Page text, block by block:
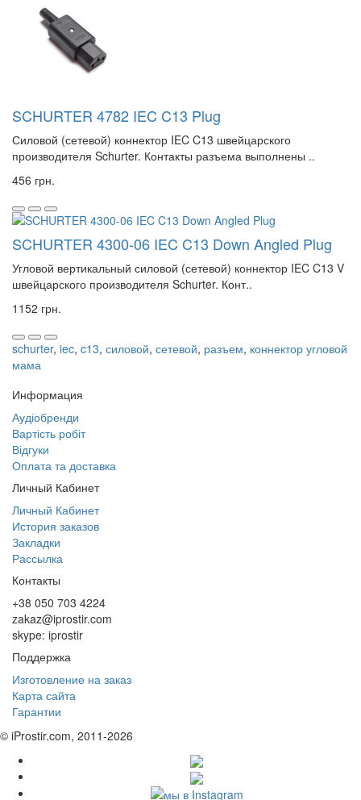
SCHURTER 4782 IEC C13 Plug
Силовой (сетевой) коннектор IEC C13 швейцарского
производителя Schurter. Контакты разъема выполнены ..
456 грн.
SCHURTER 4300-06 IEC C13 Down Angled Plug
Угловой вертикальный силовой (сетевой) коннектор IEC C13 V
швейцарского производителя Schurter. Конт..
1152 грн.
schurter, iec, c13, силовой, сетевой, разъем, коннектор угловой
мама
Информация
Аудіобренди
Вартість робіт
Відгуки
Оплата та доставка
Личный Кабинет
Личный Кабинет
История заказов
Закладки
Рассылка
Контакты
+38 050 703 4224
zakaz@iprostir.com
skype: iprostir
Поддержка
Изготовление на заказ
Карта сайта
Гарантии
© iProstir.com, 2011-2026